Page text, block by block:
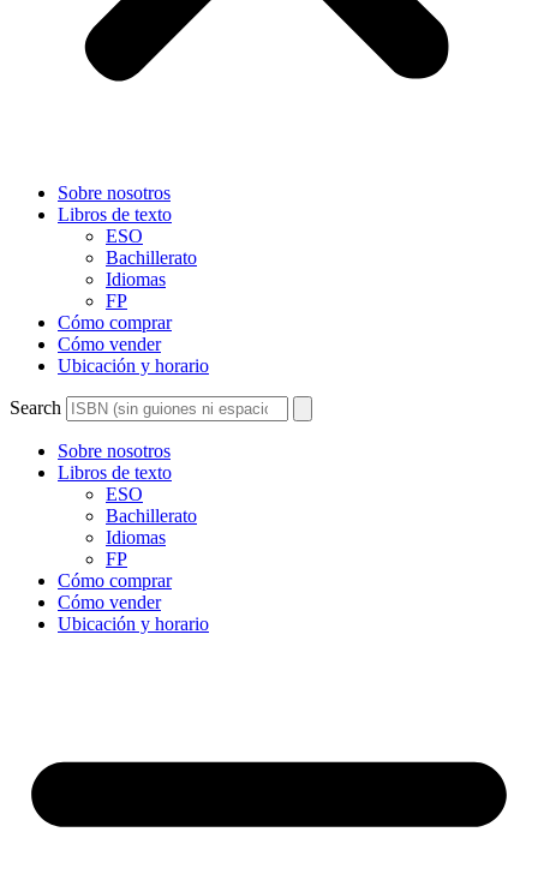
Sobre nosotros
Libros de texto
ESO
Bachillerato
Idiomas
FP
Cómo comprar
Cómo vender
Ubicación y horario
Search
Sobre nosotros
Libros de texto
ESO
Bachillerato
Idiomas
FP
Cómo comprar
Cómo vender
Ubicación y horario